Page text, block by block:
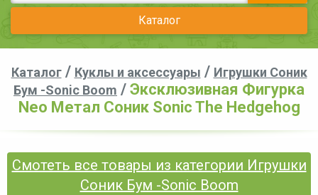
Каталог
Каталог/ Куклы и аксессуары / Игрушки Соник
Бум -Sonic Boom / Эксклюзивная Фигурка
Neo Метал Соник Sonic The Hedgehog
Смотеть все товары из категории Игрушки
Соник Бум -Sonic Boom